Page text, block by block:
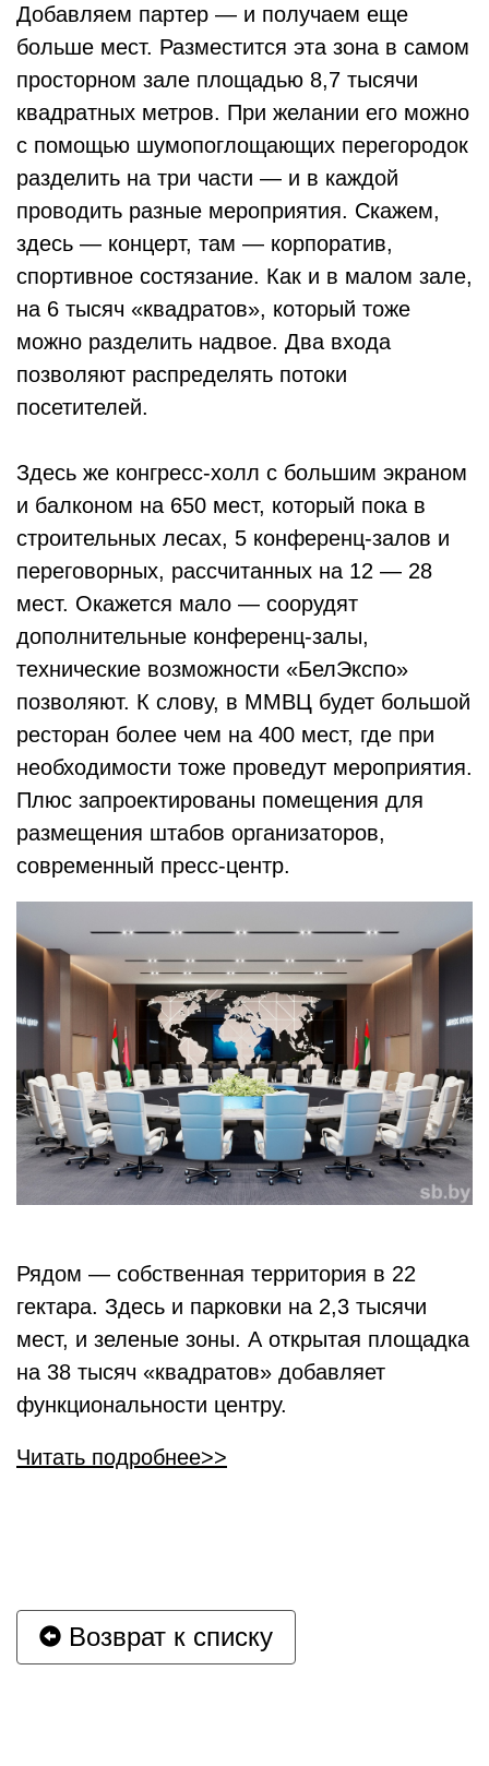
Добавляем партер — и получаем еще
больше мест. Разместится эта зона в самом
просторном зале площадью 8,7 тысячи
квадратных метров. При желании его можно
с помощью шумопоглощающих перегородок
разделить на три части — и в каждой
проводить разные мероприятия. Скажем,
здесь — концерт, там — корпоратив,
спортивное состязание. Как и в малом зале,
на 6 тысяч «квадратов», который тоже
можно разделить надвое. Два входа
позволяют распределять потоки
посетителей.
Здесь же конгресс‑холл с большим экраном
и балконом на 650 мест, который пока в
строительных лесах, 5 конференц‑залов и
переговорных, рассчитанных на 12 — 28
мест. Окажется мало — соорудят
дополнительные конференц‑залы,
технические возможности «Бел­Экспо»
позволяют. К слову, в ММВЦ будет большой
ресторан более чем на 400 мест, где при
необходимости тоже проведут мероприятия.
Плюс запроектированы помещения для
размещения штабов организаторов,
современный пресс‑центр.
Рядом — собственная территория в 22
гектара. Здесь и парковки на 2,3 тысячи
мест, и зеленые зоны. А открытая площадка
на 38 тысяч «квадратов» добавляет
функциональности центру.
Читать подробнее>>
Возврат к списку